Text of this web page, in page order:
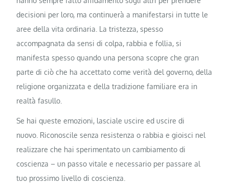
decisioni per loro, ma continuerà a manifestarsi in tutte le
aree della vita ordinaria. La tristezza, spesso
accompagnata da sensi di colpa, rabbia e follia, si
manifesta spesso quando una persona scopre che gran
parte di ciò che ha accettato come verità del governo, della
religione organizzata e della tradizione familiare era in
realtà fasullo.
Se hai queste emozioni, lasciale uscire ed uscire di
nuovo. Riconoscile senza resistenza o rabbia e gioisci nel
realizzare che hai sperimentato un cambiamento di
coscienza – un passo vitale e necessario per passare al
tuo prossimo livello di coscienza.